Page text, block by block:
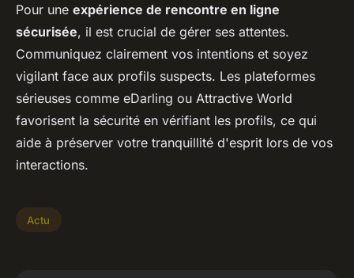
Pour une expérience de rencontre en ligne
sécurisée, il est crucial de gérer ses attentes.
Communiquez clairement vos intentions et soyez
vigilant face aux profils suspects. Les plateformes
sérieuses comme eDarling ou Attractive World
favorisent la sécurité en vérifiant les profils, ce qui
aide à préserver votre tranquillité d'esprit lors de vos
interactions.
Actu